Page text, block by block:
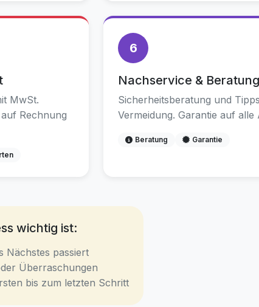
MwSt.
Rechnung
6
Nachservice & Beratung
Sicherheitsberatung und
Vermeidung. Garantie auf alle
Beratung Garantie
wichtig ist:
Nächstes passiert
Überraschungen
bis zum letzten Schritt